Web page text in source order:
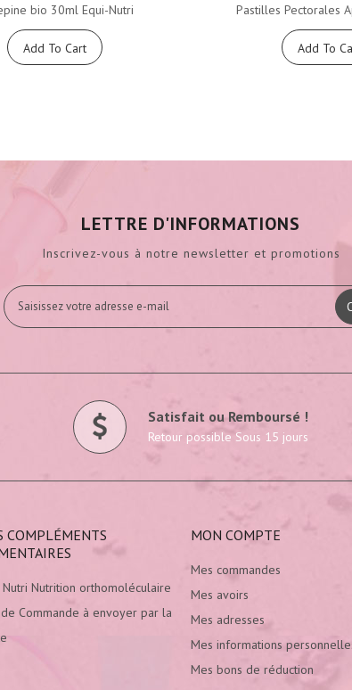
bio 30ml Equi-Nutri
Add To Cart
Pastilles Pectorales
Add To
LETTRE D'INFORMATIONS
Inscrivez-vous à notre newsletter et promotions
Satisfait ou Remboursé !
Retour possible Sous 15 jours
COMPLÉMENTS
Nutri Nutrition orthomoléculaire
Commande à envoyer par la
MON COMPTE
Mes commandes
Mes avoirs
Mes adresses
Mes informations
Mes bons de réduction